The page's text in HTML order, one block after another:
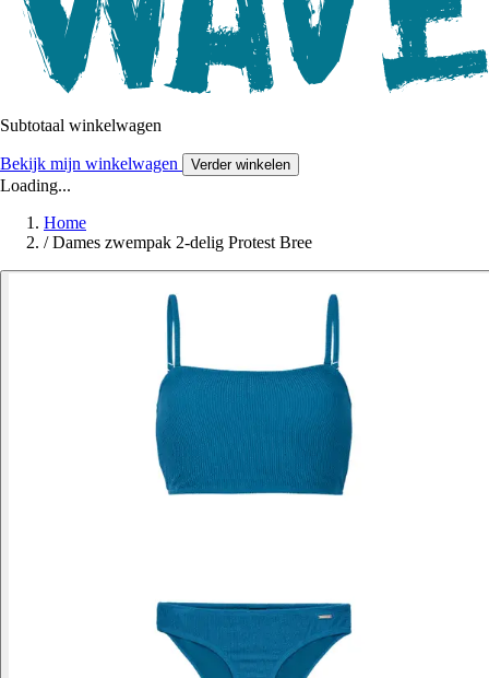
Subtotaal winkelwagen
Bekijk mijn winkelwagen Verder winkelen
Loading...
Home
/ Dames zwempak 2-delig Protest Bree